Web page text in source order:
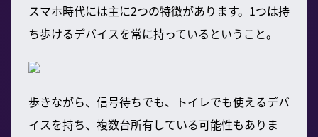
スマホ時代には主に2つの特徴があります。1つは持
ち歩けるデバイスを常に持っているということ。
歩きながら、信号待ちでも、トイレでも使えるデバ
イスを持ち、複数台所有している可能性もありま